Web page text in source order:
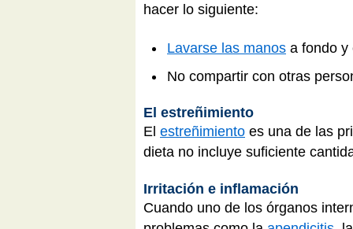
hacer lo siguiente:
Lavarse las manos a fondo
No compartir con otras
El estreñimiento
El estreñimiento es una de las
dieta no incluye suficiente
Irritación e inflamación
Cuando uno de los órganos